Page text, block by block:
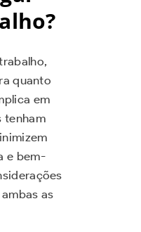
quanto
em
tenham
e bem-
as